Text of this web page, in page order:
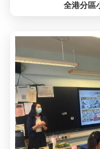
全港分區